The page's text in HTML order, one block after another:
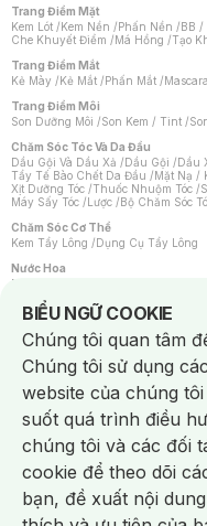
Trang Điểm Mặt
Kem Lót /Kem Nền /Phấn Nền /BB /
Che Khuyết Điểm /Má Hồng /Tạo
Trang Điểm Mắt
Kẻ Mày /Kẻ Mắt /Phấn Mắt /Mascara
Trang Điểm Môi
Son Dưỡng Môi /Son Kem / Tint /
Chăm Sóc Tóc Và Da Đầu
Dầu Gội Và Dầu Xả /Dầu Gội /Dầu
Tẩy Tế Bào Chết Da Đầu /Mặt Nạ /
Xịt Dưỡng Tóc /Thuốc Nhuộm Tóc /
Máy Sấy Tóc /Lược /Bộ Chăm Sóc
Chăm Sóc Cơ Thể
Kem Tẩy Lông /Dụng Cụ Tẩy Lông
Nước Hoa
Nước Hoa Nữ
Chăm Sóc Cá Nhân
Chống Muỗi /Khẩu Trang /Máy
Sản Phẩm Chăm Sóc Khác /Bàn
Hỗ Trợ Trắng Răng/Kem Đánh Răng
Tăm / Chỉ Nha Khoa/ Xịt Thơm
Khăn Ướt Vệ Sinh Vùng Kín/Băng
Máy Cạo Râu
Vấn Đề Về Da
Da Dầu / Lỗ Chân Lông To/ Da
Da Nhạy Cảm / Kích Ứng
Da Xỉn
Quầng Thâm & Bọng Mắt /Sẹo /
Dụng Cụ / Phụ Kiện Chăm Sóc Da
Bông Tẩy Trang
Khăn Lau Mặt Khô
BIỂU NGỮ COOKIE
Notice about cookies
Chúng tôi quan tâm
Chúng tôi sử dụng
website của chúng
suốt quá trình điều
chúng tôi và các đối
cookie để theo dõi
bạn, đề xuất nội